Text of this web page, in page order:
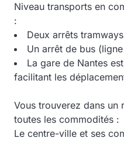
Niveau transports en
:
Deux arrêts
Un arrêt de bus
La gare de Nantes
facilitant les
Vous trouverez dans un
toutes les commodités :
Le centre-ville et ses